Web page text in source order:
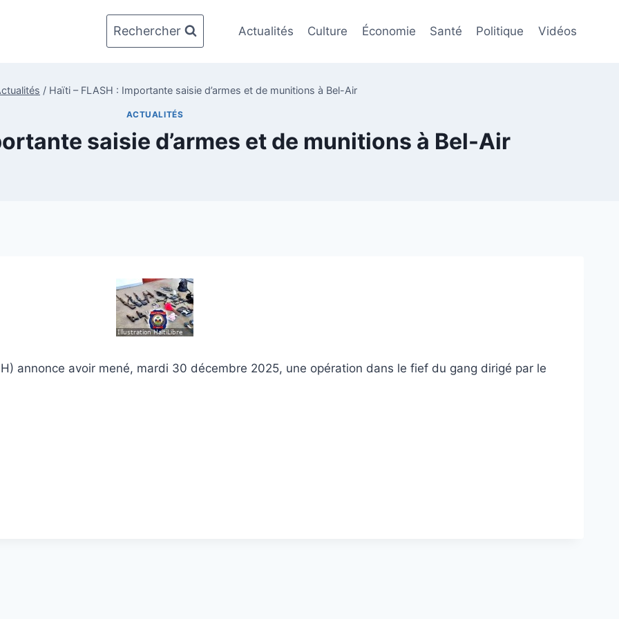
Rechercher Actualités Culture Économie Santé Politique Vidéos
/ Haïti – FLASH : Importante saisie d’armes et de munitions à Bel-Air
ACTUALITÉS
saisie d’armes et de munitions à Bel-Air
annonce avoir mené, mardi 30 décembre 2025, une opération dans le fief du gang dirigé par le